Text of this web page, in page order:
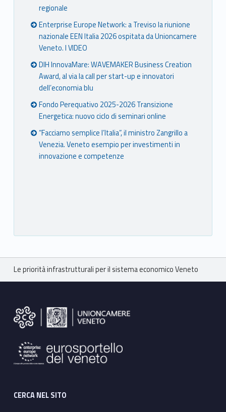
regionale
Enterprise Europe Network: a Treviso la riunione
nazionale EEN Italia 2026 ospitata da Unioncamere
Veneto. I VIDEO
DIH InnovaMare: WAVEMAKER Business Creation
Award, al via la call per start-up e innovatori
dell’economia blu
Fondo Perequativo 2025-2026 Transizione
Energetica: nuovo ciclo di seminari online
“Facciamo semplice l’Italia”, il ministro Zangrillo a
Venezia. Veneto esempio per investimenti in
innovazione e competenze
Breadcrumbs navigation
Le priorità infrastrutturali per il sistema economico Veneto
CERCA NEL SITO